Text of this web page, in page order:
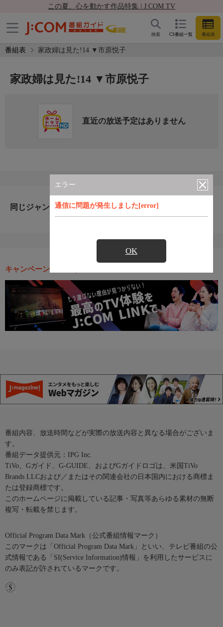
この夏、心を動かす作品特集 | J:COM TV
CS番組一覧 番組表
検索
番組表 家政婦は見た!14 ▼市原悦子
エラー
通信に問題が発生しました[error]
OK
家政婦は見た!14 ▼市原悦子
直近の放送予定はありません
同じジャンルのおすすめ番組
キャンペーン・お得な情報
番組内容、放送時間などが実際の放送内容と異なる場合がございま
す。
番組データ提供元：IPG Inc.
TiVo、Gガイド、G-GUIDE、およびGガイドロゴは、米国TiVo
Brands LLCおよび／またはその関連会社の日本国内における商標ま
たは登録商標です。
このホームページに掲載している記事・写真等あらゆる素材の無断
複写・転載を禁じます。
Official Program Data Mark（公式番組情報マーク）
このマークは「Official Program Data Mark」といい、テレビ番組の公
式情報である「SI(Service Information)情報」を利用したサービスに
のみ表記が許されているマークです。